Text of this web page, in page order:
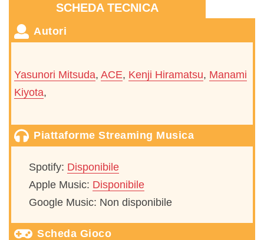
SCHEDA TECNICA
Autori
Yasunori Mitsuda, ACE, Kenji Hiramatsu, Manami
Kiyota,
Piattaforme Streaming Musica
Spotify: Disponibile
Apple Music: Disponibile
Google Music: Non disponibile
Scheda Gioco